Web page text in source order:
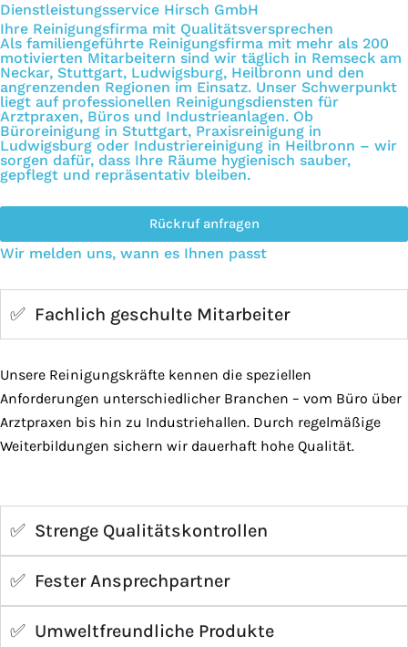
Dienstleistungsservice Hirsch GmbH
Ihre Reinigungsfirma mit Qualitätsversprechen
Als familiengeführte Reinigungsfirma mit mehr als 200
motivierten Mitarbeitern sind wir täglich in Remseck am
Neckar, Stuttgart, Ludwigsburg, Heilbronn und den
angrenzenden Regionen im Einsatz. Unser Schwerpunkt
liegt auf professionellen Reinigungsdiensten für
Arztpraxen, Büros und Industrieanlagen. Ob
Büroreinigung in Stuttgart, Praxisreinigung in
Ludwigsburg oder Industriereinigung in Heilbronn – wir
sorgen dafür, dass Ihre Räume hygienisch sauber,
gepflegt und repräsentativ bleiben.
Rückruf anfragen
Wir melden uns, wann es Ihnen passt
✅ Fachlich geschulte Mitarbeiter
Unsere Reinigungskräfte kennen die speziellen
Anforderungen unterschiedlicher Branchen – vom Büro über
Arztpraxen bis hin zu Industriehallen. Durch regelmäßige
Weiterbildungen sichern wir dauerhaft hohe Qualität.
✅ Strenge Qualitätskontrollen
✅ Fester Ansprechpartner
✅ Umweltfreundliche Produkte